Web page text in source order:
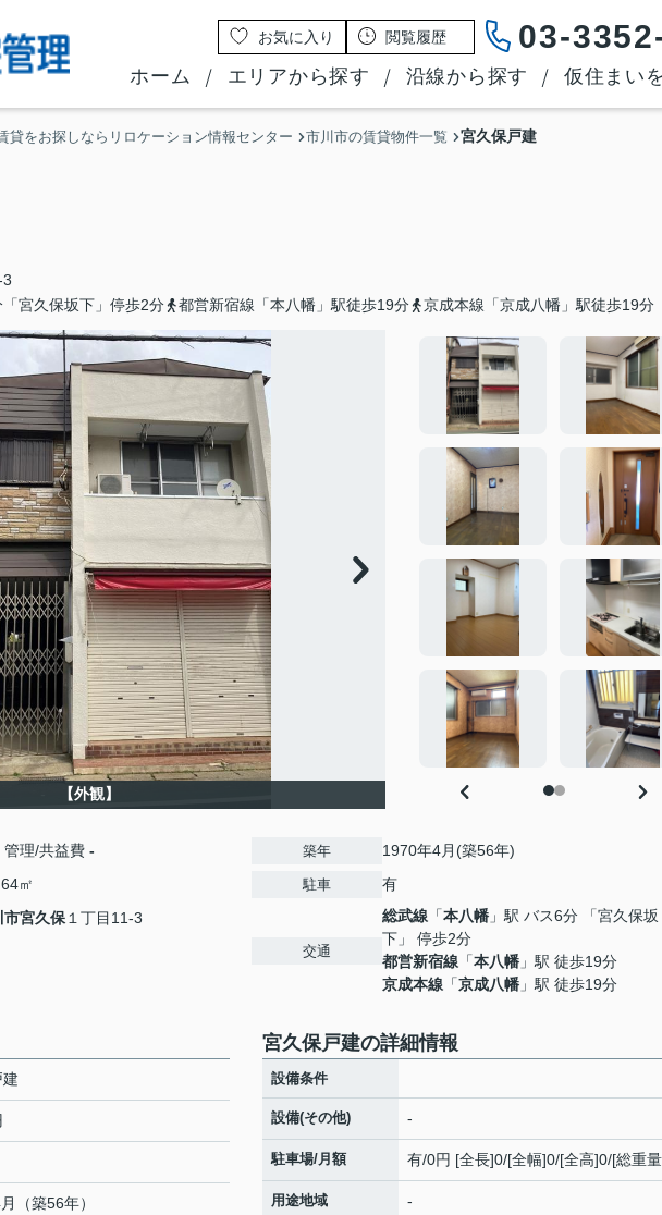
お気に入り 閲覧履歴 03-
ホーム エリアから探す 沿線から探す 仮住まい
貸をお探しならリロケーション情報センター 市川市の賃貸物件一覧 宮久保戸建
3
宮久保坂下」停歩2分
都営新宿線「本八幡」駅徒歩19分 京成本線「京成八幡」駅徒歩19分
【外観】
理/共益費 -
㎡
市宮久保 １丁目11-3
築年 1970年4月(築56年)
駐車 有
交通
総武線 「本八幡 」駅 バス6分 「宮久保坂
下」 停歩2分
都営新宿線 「本八幡 」駅 徒歩19分
京成本線 「京成八幡 」駅 徒歩19分
（築56年）
宮久保戸建の詳細情報
設備条件
設備(その他) -
駐車場/月額 有/0円 [全長]0/[全幅]0/[全高]0/[総重
用途地域 -